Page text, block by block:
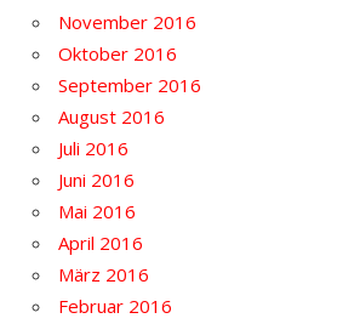
November 2016
Oktober 2016
September 2016
August 2016
Juli 2016
Juni 2016
Mai 2016
April 2016
März 2016
Februar 2016